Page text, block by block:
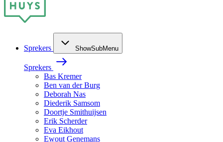
Sprekers ShowSubMenu
Sprekers
Bas Kremer
Ben van der Burg
Deborah Nas
Diederik Samsom
Doortje Smithuijsen
Erik Scherder
Eva Eikhout
Ewout Genemans